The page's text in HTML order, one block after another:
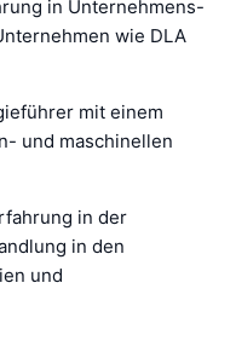
in Unternehmens-
wie DLA
mit einem
und maschinellen
in der
in den
und